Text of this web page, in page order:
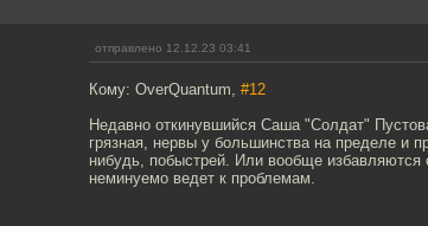
отправлено 12.12.23 03:41
Кому: OverQuantum, #12
Недавно откинувшийся Саша "Солдат"
грязная, нервы у большинства на пределе и
нибудь, побыстрей. Или вообще избавляются
неминуемо ведет к проблемам.